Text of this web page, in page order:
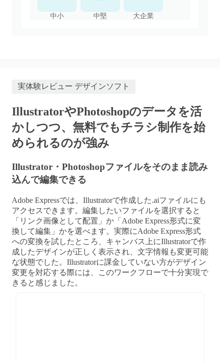
中小 中堅 大企業
実体験レビュー デザインソフト
IllustratorやPhotoshopのデータを活
かしつつ、無料でもチラシ制作を始
められるのが強み
Illustrator・Photoshopファイルをそのまま読み
込んで編集できる
Adobe Expressでは、Illustratorで作成した.aiファイルにも
アクセスできます。編集したいファイルを選択すると
「リンク画像として配置」か「Adobe Express形式に変
換して編集」かを選べます。実際にAdobe Express形式
への変換を試したところ、キャンバス上にIllustratorで作
成したデザインが正しく表示され、文字情報も変更可能
な状態でした。Illustratorに課金していない方がデザイン
変更を対応する際には、このワークフローで十分実現で
きると感じました。